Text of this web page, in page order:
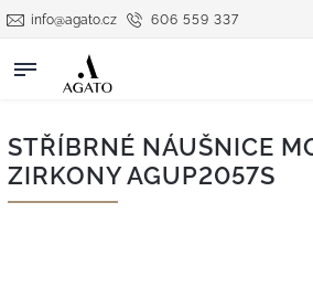
606 559 337
info@agato.cz
STŘÍBRNÉ NÁUŠNICE
ZIRKONY AGUP2057S